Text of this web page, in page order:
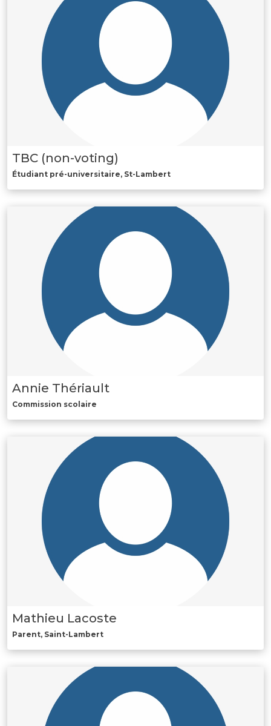
TBC (non-voting)
Étudiant pré-universitaire, St-Lambert
Annie Thériault
Commission scolaire
Mathieu Lacoste
Parent, Saint-Lambert